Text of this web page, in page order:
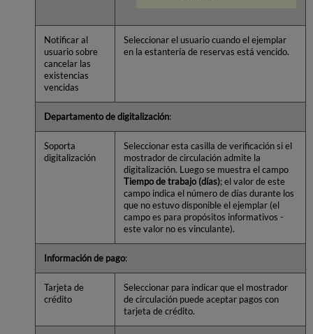
Notificar al
usuario sobre
cancelar las
existencias
vencidas
Seleccionar el usuario cuando el ejemplar
en la estantería de reservas está vencido.
Departamento de digitalización:
Soporta
digitalización
Seleccionar esta casilla de verificación si el
mostrador de circulación admite la
digitalización. Luego se muestra el campo
Tiempo de trabajo (días); el valor de este
campo indica el número de días durante los
que no estuvo disponible el ejemplar (el
campo es para propósitos informativos -
este valor no es vinculante).
Información de pago:
Tarjeta de
crédito
Seleccionar para indicar que el mostrador
de circulación puede aceptar pagos con
tarjeta de crédito.